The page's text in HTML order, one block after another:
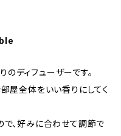
ディフューザーです。
屋全体をいい香りにしてく
、好みに合わせて調節で